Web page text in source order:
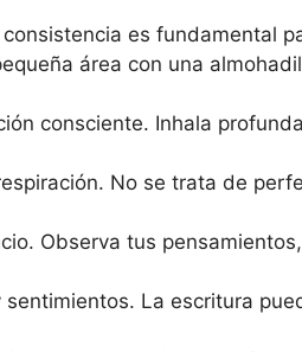
es fundamental
área con una
consciente. Inhala
No se trata de
Observa tus
La escritura